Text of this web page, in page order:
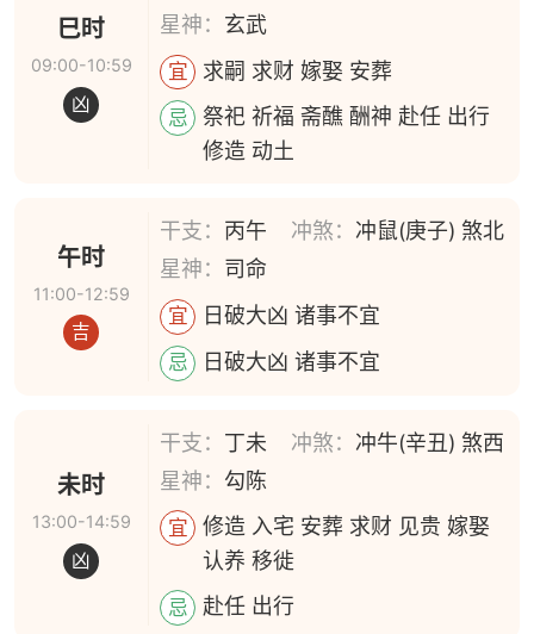
巳时
09:00-10:59
凶
星神： 玄武
宜 求嗣 求财 嫁娶 安葬
忌
祭祀 祈福 斋醮 酬神 赴任 出行
修造 动土
午时
11:00-12:59
吉
干支： 丙午 冲煞： 冲鼠(庚子) 煞北
星神： 司命
宜 日破大凶 诸事不宜
忌 日破大凶 诸事不宜
未时
13:00-14:59
凶
干支： 丁未 冲煞： 冲牛(辛丑) 煞西
星神： 勾陈
宜
修造 入宅 安葬 求财 见贵 嫁娶
认养 移徙
忌 赴任 出行